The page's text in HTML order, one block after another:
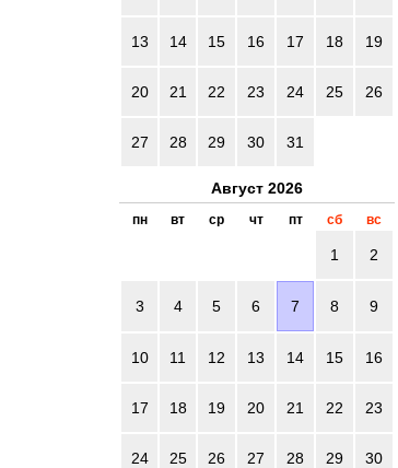
13 14 15 16 17 18 19
20 21 22 23 24 25 26
27 28 29 30 31
Август 2026
пн вт ср чт пт сб вс
1 2
3 4 5 6 7 8 9
10 11 12 13 14 15 16
17 18 19 20 21 22 23
24 25 26 27 28 29 30